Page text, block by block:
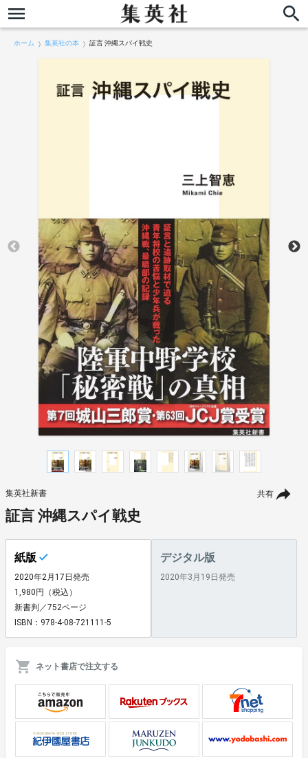
ホーム 集英社の本 証言 沖縄スパイ戦史
共有
集英社新書
証言 沖縄スパイ戦史
紙版
2020年2月17日発売
1,980円（税込）
新書判／752ページ
ISBN：978-4-08-721111-5
デジタル版
2020年3月19日発売
ネット書店で注文する